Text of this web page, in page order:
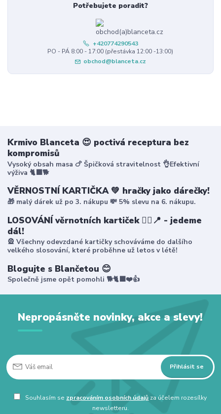
Potřebujete poradit?
+420774290543
PO - PÁ 8:00 - 17:00 (přestávka 12:00 -13:00)
obchod@blanceta.cz
Krmivo Blanceta 😍 poctivá receptura bez
kompromisů
Vysoký obsah masa 🍗 Špičková stravitelnost 👌Efektivní
výživa 🐈‍⬛🐕
VĚRNOSTNÍ KARTIČKA 💚 hračky jako dárečky!
🎁 malý dárek už po 3. nákupu 💸 5% slevu na 6. nákupu.
LOSOVÁNÍ věrnotních kartiček 🤸‍♀️📍 - jedeme
dál!
🎡 Všechny odevzdané kartičky schováváme do dalšího
velkého slosování, které proběhne už letos v létě!
Blogujte s Blančetou 😊
Společně jsme opět pomohli 🐕🐈‍⬛❤️👍
Nepropásněte novinky, akce a slevy!
Přihlásit se
Souhlasím se zpracováním osobních údajů za účelem rozesílky
newsletteru.